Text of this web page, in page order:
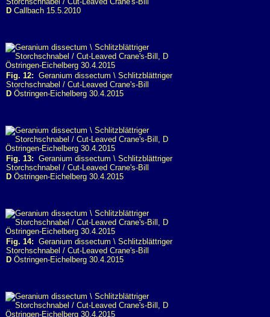
D Callbach 15.5.2010
Fig. 12: Geranium dissectum \ Schlitzblättriger
Storchschnabel / Cut-Leaved Crane's-Bill
D Östringen-Eichelberg 30.4.2015
Fig. 13: Geranium dissectum \ Schlitzblättriger
Storchschnabel / Cut-Leaved Crane's-Bill
D Östringen-Eichelberg 30.4.2015
Fig. 14: Geranium dissectum \ Schlitzblättriger
Storchschnabel / Cut-Leaved Crane's-Bill
D Östringen-Eichelberg 30.4.2015